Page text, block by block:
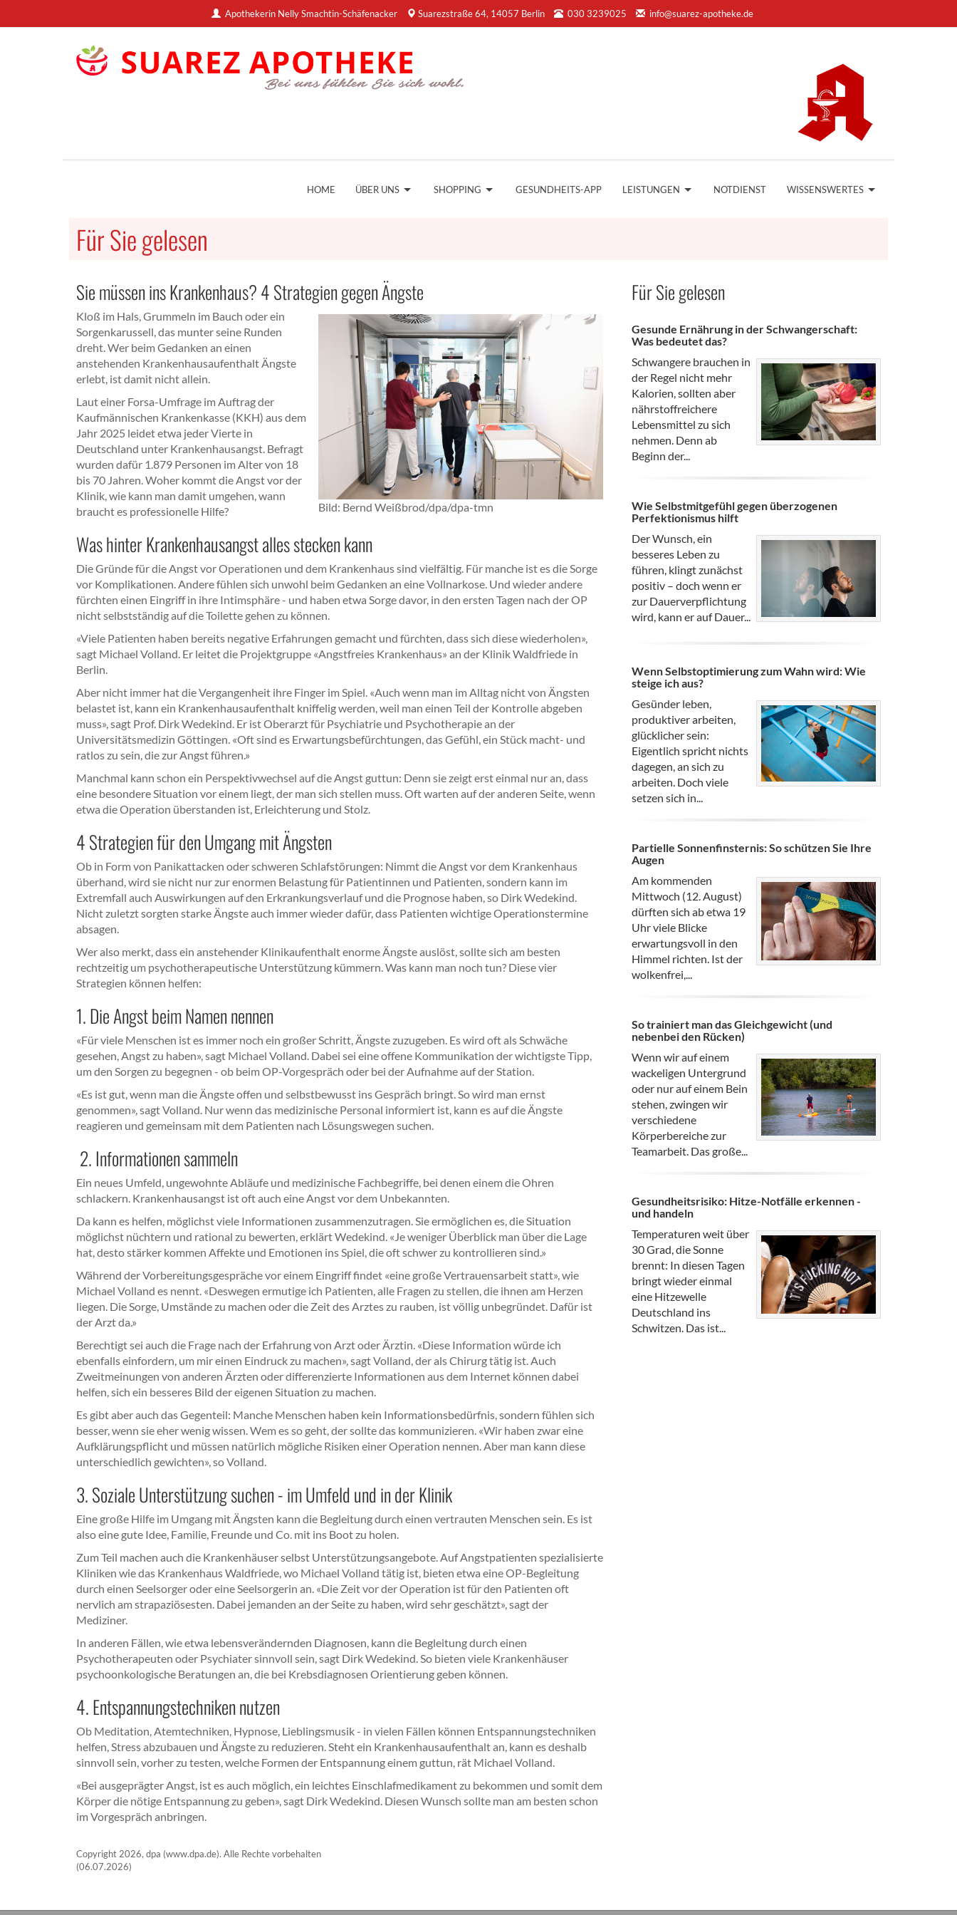
Apothekerin Nelly Smachtin-Schäfenacker Suarezstraße 64, 14057 Berlin 030 3239025 info@suarez-apotheke.de
HOME ÜBER UNS SHOPPING GESUNDHEITS-APP LEISTUNGEN NOTDIENST WISSENSWERTES
Für Sie gelesen
Sie müssen ins Krankenhaus? 4 Strategien gegen Ängste
Bild: Bernd Weißbrod/dpa/dpa-tmn
Kloß im Hals, Grummeln im Bauch oder ein
Sorgenkarussell, das munter seine Runden
dreht. Wer beim Gedanken an einen
anstehenden Krankenhausaufenthalt Ängste
erlebt, ist damit nicht allein.
Laut einer Forsa-Umfrage im Auftrag der
Kaufmännischen Krankenkasse (KKH) aus dem
Jahr 2025 leidet etwa jeder Vierte in
Deutschland unter Krankenhausangst. Befragt
wurden dafür 1.879 Personen im Alter von 18
bis 70 Jahren. Woher kommt die Angst vor der
Klinik, wie kann man damit umgehen, wann
braucht es professionelle Hilfe?
Was hinter Krankenhausangst alles stecken kann
Die Gründe für die Angst vor Operationen und dem Krankenhaus sind vielfältig. Für manche ist es die Sorge
vor Komplikationen. Andere fühlen sich unwohl beim Gedanken an eine Vollnarkose. Und wieder andere
fürchten einen Eingriff in ihre Intimsphäre - und haben etwa Sorge davor, in den ersten Tagen nach der OP
nicht selbstständig auf die Toilette gehen zu können.
«Viele Patienten haben bereits negative Erfahrungen gemacht und fürchten, dass sich diese wiederholen»,
sagt Michael Volland. Er leitet die Projektgruppe «Angstfreies Krankenhaus» an der Klinik Waldfriede in
Berlin.
Aber nicht immer hat die Vergangenheit ihre Finger im Spiel. «Auch wenn man im Alltag nicht von Ängsten
belastet ist, kann ein Krankenhausaufenthalt kniffelig werden, weil man einen Teil der Kontrolle abgeben
muss», sagt Prof. Dirk Wedekind. Er ist Oberarzt für Psychiatrie und Psychotherapie an der
Universitätsmedizin Göttingen. «Oft sind es Erwartungsbefürchtungen, das Gefühl, ein Stück macht- und
ratlos zu sein, die zur Angst führen.»
Manchmal kann schon ein Perspektivwechsel auf die Angst guttun: Denn sie zeigt erst einmal nur an, dass
eine besondere Situation vor einem liegt, der man sich stellen muss. Oft warten auf der anderen Seite, wenn
etwa die Operation überstanden ist, Erleichterung und Stolz.
4 Strategien für den Umgang mit Ängsten
Ob in Form von Panikattacken oder schweren Schlafstörungen: Nimmt die Angst vor dem Krankenhaus
überhand, wird sie nicht nur zur enormen Belastung für Patientinnen und Patienten, sondern kann im
Extremfall auch Auswirkungen auf den Erkrankungsverlauf und die Prognose haben, so Dirk Wedekind.
Nicht zuletzt sorgten starke Ängste auch immer wieder dafür, dass Patienten wichtige Operationstermine
absagen.
Wer also merkt, dass ein anstehender Klinikaufenthalt enorme Ängste auslöst, sollte sich am besten
rechtzeitig um psychotherapeutische Unterstützung kümmern. Was kann man noch tun? Diese vier
Strategien können helfen:
1. Die Angst beim Namen nennen
«Für viele Menschen ist es immer noch ein großer Schritt, Ängste zuzugeben. Es wird oft als Schwäche
gesehen, Angst zu haben», sagt Michael Volland. Dabei sei eine offene Kommunikation der wichtigste Tipp,
um den Sorgen zu begegnen - ob beim OP-Vorgespräch oder bei der Aufnahme auf der Station.
«Es ist gut, wenn man die Ängste offen und selbstbewusst ins Gespräch bringt. So wird man ernst
genommen», sagt Volland. Nur wenn das medizinische Personal informiert ist, kann es auf die Ängste
reagieren und gemeinsam mit dem Patienten nach Lösungswegen suchen.
2. Informationen sammeln
Ein neues Umfeld, ungewohnte Abläufe und medizinische Fachbegriffe, bei denen einem die Ohren
schlackern. Krankenhausangst ist oft auch eine Angst vor dem Unbekannten.
Da kann es helfen, möglichst viele Informationen zusammenzutragen. Sie ermöglichen es, die Situation
möglichst nüchtern und rational zu bewerten, erklärt Wedekind. «Je weniger Überblick man über die Lage
hat, desto stärker kommen Affekte und Emotionen ins Spiel, die oft schwer zu kontrollieren sind.»
Während der Vorbereitungsgespräche vor einem Eingriff findet «eine große Vertrauensarbeit statt», wie
Michael Volland es nennt. «Deswegen ermutige ich Patienten, alle Fragen zu stellen, die ihnen am Herzen
liegen. Die Sorge, Umstände zu machen oder die Zeit des Arztes zu rauben, ist völlig unbegründet. Dafür ist
der Arzt da.»
Berechtigt sei auch die Frage nach der Erfahrung von Arzt oder Ärztin. «Diese Information würde ich
ebenfalls einfordern, um mir einen Eindruck zu machen», sagt Volland, der als Chirurg tätig ist. Auch
Zweitmeinungen von anderen Ärzten oder differenzierte Informationen aus dem Internet können dabei
helfen, sich ein besseres Bild der eigenen Situation zu machen.
Es gibt aber auch das Gegenteil: Manche Menschen haben kein Informationsbedürfnis, sondern fühlen sich
besser, wenn sie eher wenig wissen. Wem es so geht, der sollte das kommunizieren. «Wir haben zwar eine
Aufklärungspflicht und müssen natürlich mögliche Risiken einer Operation nennen. Aber man kann diese
unterschiedlich gewichten», so Volland.
3. Soziale Unterstützung suchen - im Umfeld und in der Klinik
Eine große Hilfe im Umgang mit Ängsten kann die Begleitung durch einen vertrauten Menschen sein. Es ist
also eine gute Idee, Familie, Freunde und Co. mit ins Boot zu holen.
Zum Teil machen auch die Krankenhäuser selbst Unterstützungsangebote. Auf Angstpatienten spezialisierte
Kliniken wie das Krankenhaus Waldfriede, wo Michael Volland tätig ist, bieten etwa eine OP-Begleitung
durch einen Seelsorger oder eine Seelsorgerin an. «Die Zeit vor der Operation ist für den Patienten oft
nervlich am strapaziösesten. Dabei jemanden an der Seite zu haben, wird sehr geschätzt», sagt der
Mediziner.
In anderen Fällen, wie etwa lebensverändernden Diagnosen, kann die Begleitung durch einen
Psychotherapeuten oder Psychiater sinnvoll sein, sagt Dirk Wedekind. So bieten viele Krankenhäuser
psychoonkologische Beratungen an, die bei Krebsdiagnosen Orientierung geben können.
4. Entspannungstechniken nutzen
Ob Meditation, Atemtechniken, Hypnose, Lieblingsmusik - in vielen Fällen können Entspannungstechniken
helfen, Stress abzubauen und Ängste zu reduzieren. Steht ein Krankenhausaufenthalt an, kann es deshalb
sinnvoll sein, vorher zu testen, welche Formen der Entspannung einem guttun, rät Michael Volland.
«Bei ausgeprägter Angst, ist es auch möglich, ein leichtes Einschlafmedikament zu bekommen und somit dem
Körper die nötige Entspannung zu geben», sagt Dirk Wedekind. Diesen Wunsch sollte man am besten schon
im Vorgespräch anbringen.
Copyright 2026, dpa (www.dpa.de). Alle Rechte vorbehalten
(06.07.2026)
Für Sie gelesen
Gesunde Ernährung in der Schwangerschaft:
Was bedeutet das?
Schwangere brauchen in
der Regel nicht mehr
Kalorien, sollten aber
nährstoffreichere
Lebensmittel zu sich
nehmen. Denn ab
Beginn der...
Wie Selbstmitgefühl gegen überzogenen
Perfektionismus hilft
Der Wunsch, ein
besseres Leben zu
führen, klingt zunächst
positiv – doch wenn er
zur Dauerverpflichtung
wird, kann er auf Dauer...
Wenn Selbstoptimierung zum Wahn wird: Wie
steige ich aus?
Gesünder leben,
produktiver arbeiten,
glücklicher sein:
Eigentlich spricht nichts
dagegen, an sich zu
arbeiten. Doch viele
setzen sich in...
Partielle Sonnenfinsternis: So schützen Sie Ihre
Augen
Am kommenden
Mittwoch (12. August)
dürften sich ab etwa 19
Uhr viele Blicke
erwartungsvoll in den
Himmel richten. Ist der
wolkenfrei,...
So trainiert man das Gleichgewicht (und
nebenbei den Rücken)
Wenn wir auf einem
wackeligen Untergrund
oder nur auf einem Bein
stehen, zwingen wir
verschiedene
Körperbereiche zur
Teamarbeit. Das große...
Gesundheitsrisiko: Hitze-Notfälle erkennen -
und handeln
Temperaturen weit über
30 Grad, die Sonne
brennt: In diesen Tagen
bringt wieder einmal
eine Hitzewelle
Deutschland ins
Schwitzen. Das ist...